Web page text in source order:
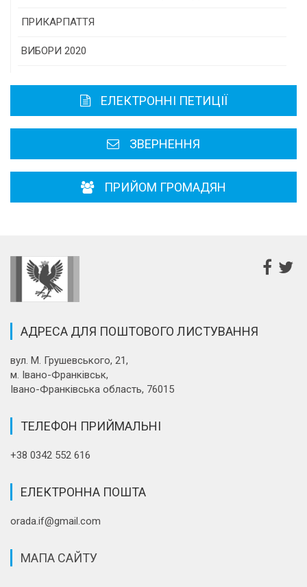
ПРИКАРПАТТЯ
Історична довідка
Районні, міські ради
ВИБОРИ 2020
ЕЛЕКТРОННІ ПЕТИЦІЇ
ЗВЕРНЕННЯ
ПРИЙОМ ГРОМАДЯН
АДРЕСА ДЛЯ ПОШТОВОГО ЛИСТУВАННЯ
вул. М. Грушевського, 21,
м. Івано-Франківськ,
Івано-Франківська область, 76015
ТЕЛЕФОН ПРИЙМАЛЬНІ
+38 0342 552 616
ЕЛЕКТРОННА ПОШТА
orada.if@gmail.com
МАПА САЙТУ